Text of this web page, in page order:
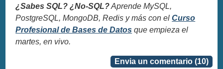
¿Sabes SQL? ¿No-SQL?Aprende MySQL,
PostgreSQL, MongoDB, Redis y más con elCurso
Profesional de Bases de Datos que empieza el
martes, en vivo.
Envia un comentario (10)